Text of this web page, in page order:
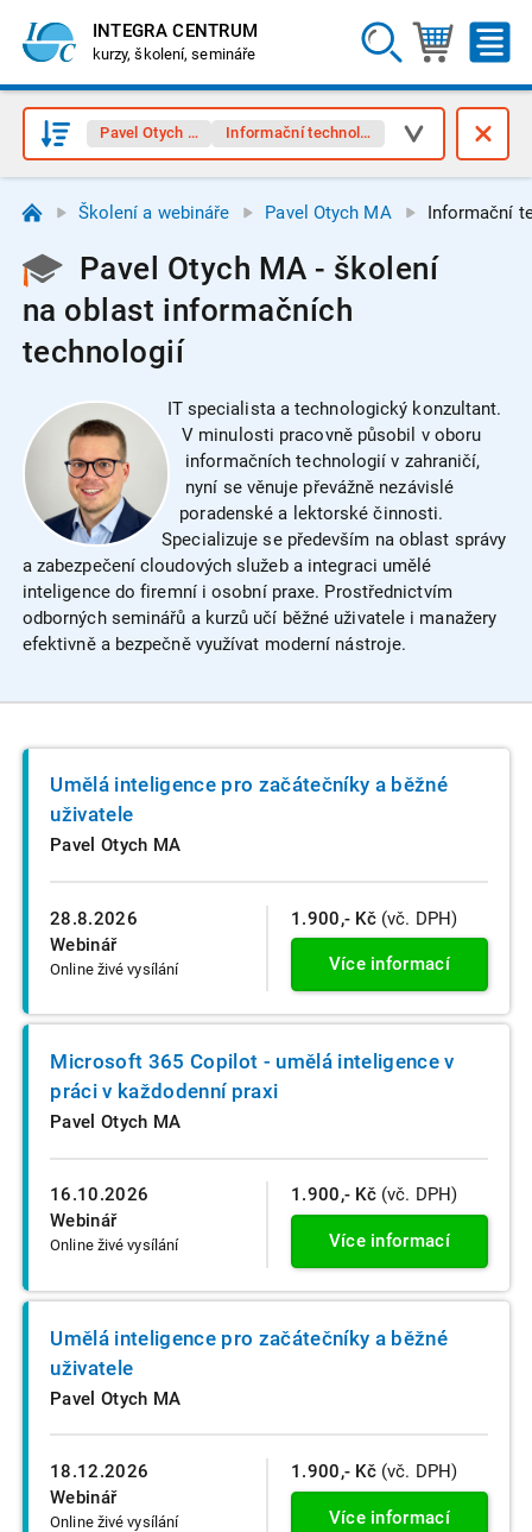
INTEGRA CENTRUM
kurzy, školení, semináře
Pavel Otych MA Informační technologie
Školení a webináře Pavel Otych MA Informační
Pavel Otych MA - školení
na oblast informačních
technologií
IT specialista a technologický konzultant.
V minulosti pracovně působil v oboru
informačních technologií v zahraničí,
nyní se věnuje převážně nezávislé
poradenské a lektorské činnosti.
Specializuje se především na oblast správy
a zabezpečení cloudových služeb a integraci umělé
inteligence do firemní i osobní praxe. Prostřednictvím
odborných seminářů a kurzů učí běžné uživatele i manažery
efektivně a bezpečně využívat moderní nástroje.
28.8.2026
Webinář
Online živé vysílání
Umělá inteligence pro začátečníky a běžné
uživatele
Pavel Otych MA
1.900,- Kč (vč. DPH)
Více informací
16.10.2026
Webinář
Online živé vysílání
Microsoft 365 Copilot - umělá inteligence v
práci v každodenní praxi
Pavel Otych MA
1.900,- Kč (vč. DPH)
Více informací
18.12.2026
Webinář
Online živé vysílání
Umělá inteligence pro začátečníky a běžné
uživatele
Pavel Otych MA
1.900,- Kč (vč. DPH)
Více informací